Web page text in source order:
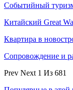
Событийный
Китайский Great
Квартира в
Сопровождение и
Prev Next 1 Из 681